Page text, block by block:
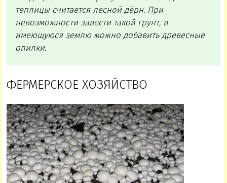
теплицы считается лесной дёрн. При
невозможности завести такой грунт, в
имеющуюся землю можно добавить древесные
опилки.
ФЕРМЕРСКОЕ ХОЗЯЙСТВО